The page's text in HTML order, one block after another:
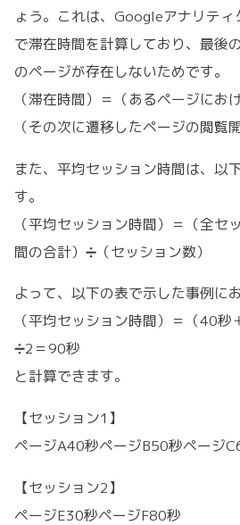
ょう。これは、Googleアナリテ
で滞在時間を計算しており、最後
のページが存在しないためです。
（滞在時間）＝（あるページにお
（その次に遷移したページの閲覧
また、平均セッション時間は、以
す。
（平均セッション時間）＝（全セ
間の合計）➗（セッション数）
よって、以下の表で示した事例にお
（平均セッション時間）＝（40秒
➗2＝90秒
と計算できます。
【セッション1】
ページA40秒ページB50秒ページ
【セッション2】
ページE30秒ページF80秒